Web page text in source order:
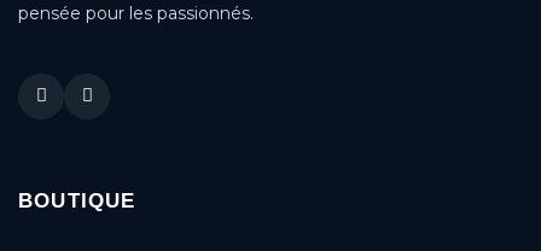
pensée pour les passionnés.
BOUTIQUE